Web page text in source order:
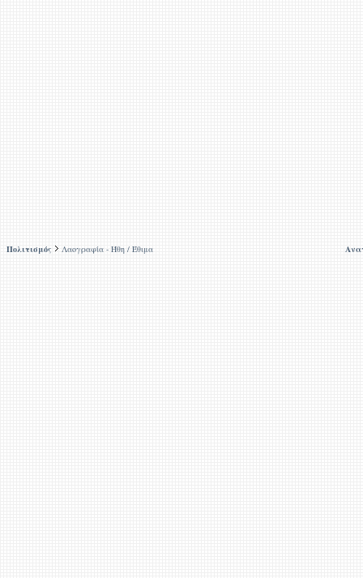
Πολιτισμός Λαογραφία - Ήθη / Έθιμα